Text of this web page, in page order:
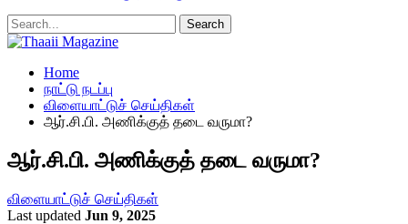
Home
நாட்டு நடப்பு
விளையாட்டுச் செய்திகள்
ஆர்.சி.பி. அணிக்குத் தடை வருமா?
ஆர்.சி.பி. அணிக்குத் தடை வருமா?
விளையாட்டுச் செய்திகள்
Last updated Jun 9, 2025